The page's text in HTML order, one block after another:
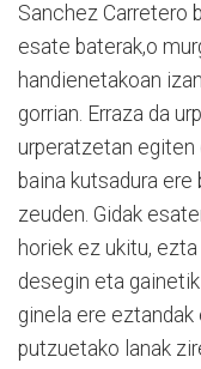
Sanchez Carretero
esate baterak,o
handienetakoan
gorrian. Erraza da
urperatzetan egiten
baina kutsadura
zeuden. Gidak
horiek ez ukitu,
desegin eta
ginela ere
putzuetako lanak